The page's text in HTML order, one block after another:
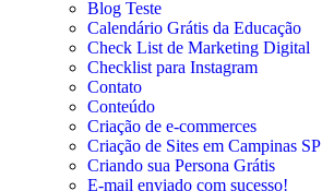
Blog Teste
Calendário Grátis da Educação
Check List de Marketing Digital
Checklist para Instagram
Contato
Conteúdo
Criação de e-commerces
Criação de Sites em Campinas SP
Criando sua Persona Grátis
E-mail enviado com sucesso!